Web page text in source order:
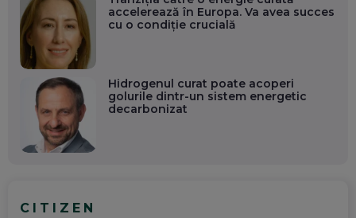
accelerează în Europa. Va avea succes
cu o condiție crucială
Hidrogenul curat poate acoperi
golurile dintr-un sistem energetic
decarbonizat
CITIZEN